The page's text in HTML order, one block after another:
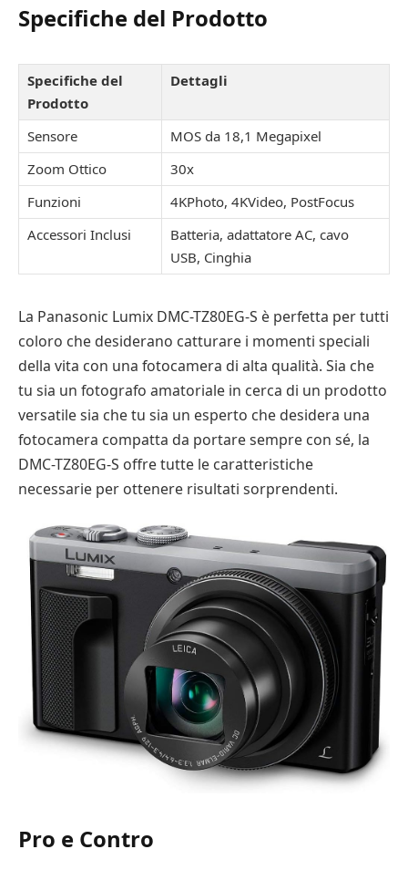
Specifiche del Prodotto
Specifiche del
Prodotto
Dettagli
Sensore
MOS da 18,1 Megapixel
Zoom Ottico
30x
Funzioni
4KPhoto, 4KVideo, PostFocus
Accessori Inclusi
Batteria, adattatore AC, cavo
USB, Cinghia
La Panasonic Lumix DMC-TZ80EG-S è perfetta per tutti
coloro che desiderano catturare i momenti speciali
della vita con una fotocamera di alta qualità. Sia che
tu sia un fotografo amatoriale in cerca di un prodotto
versatile sia che tu sia un esperto che desidera una
fotocamera compatta da portare sempre con sé, la
DMC-TZ80EG-S offre tutte le caratteristiche
necessarie per ottenere risultati sorprendenti.
Pro e Contro